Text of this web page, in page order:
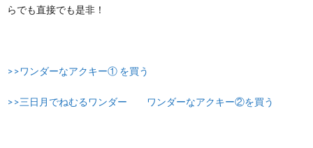
らでも直接でも是非！
>>ワンダーなアクキー① を買う
>>三日月でねむるワンダー ワンダーなアクキー②を買う